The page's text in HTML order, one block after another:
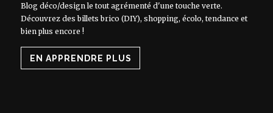
Blog déco/design le tout agrémenté d'une touche verte.
Découvrez des billets brico (DIY), shopping, écolo, tendance et
bien plus encore !
EN APPRENDRE PLUS